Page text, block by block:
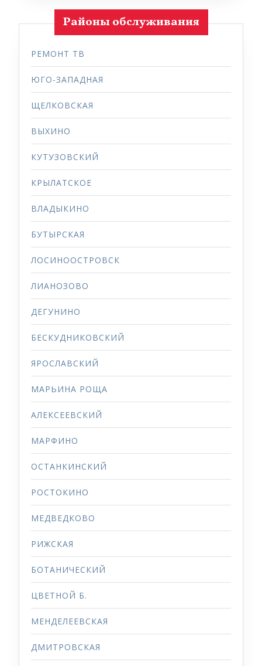
Районы обслуживания
РЕМОНТ ТВ
ЮГО-ЗАПАДНАЯ
ЩЕЛКОВСКАЯ
ВЫХИНО
КУТУЗОВСКИЙ
КРЫЛАТСКОЕ
ВЛАДЫКИНО
БУТЫРСКАЯ
ЛОСИНООСТРОВСК
ЛИАНОЗОВО
ДЕГУНИНО
БЕСКУДНИКОВСКИЙ
ЯРОСЛАВСКИЙ
МАРЬИНА РОЩА
АЛЕКСЕЕВСКИЙ
МАРФИНО
ОСТАНКИНСКИЙ
РОСТОКИНО
МЕДВЕДКОВО
РИЖСКАЯ
БОТАНИЧЕСКИЙ
ЦВЕТНОЙ Б.
МЕНДЕЛЕЕВСКАЯ
ДМИТРОВСКАЯ